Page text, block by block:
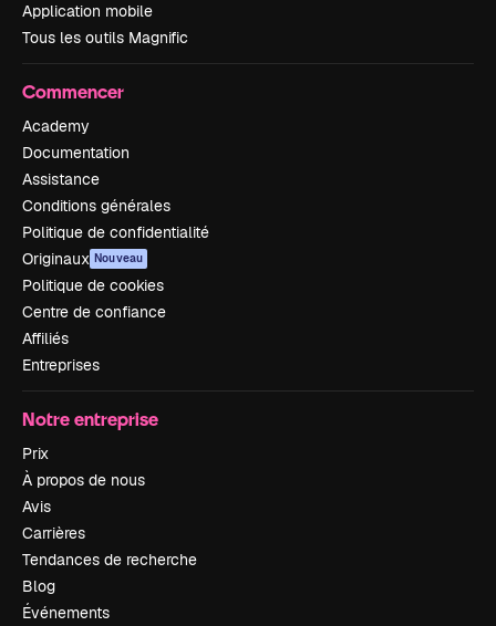
Application mobile
Tous les outils Magnific
Commencer
Academy
Documentation
Assistance
Conditions générales
Politique de confidentialité
Originaux Nouveau
Politique de cookies
Centre de confiance
Affiliés
Entreprises
Notre entreprise
Prix
À propos de nous
Avis
Carrières
Tendances de recherche
Blog
Événements